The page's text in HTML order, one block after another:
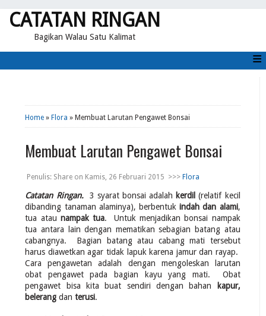
CATATAN RINGAN
Bagikan Walau Satu Kalimat
≡
Home » Flora » Membuat Larutan Pengawet Bonsai
Membuat Larutan Pengawet Bonsai
Penulis: Share on Kamis, 26 Februari 2015 >>> Flora
Catatan Ringan. 3 syarat bonsai adalah kerdil (relatif kecil
dibanding tanaman alaminya), berbentukindah dan alami,
tua atau nampak tua. Untuk menjadikan bonsai nampak
tua antara lain dengan mematikan sebagian batang atau
cabangnya. Bagian batang atau cabang mati tersebut
harus diawetkan agar tidak lapuk karena jamur dan rayap.
Cara pengawetan adalah dengan mengoleskan larutan
obat pengawet pada bagian kayu yang mati. Obat
pengawet bisa kita buat sendiri dengan bahan
kapur,
belerang danterusi.